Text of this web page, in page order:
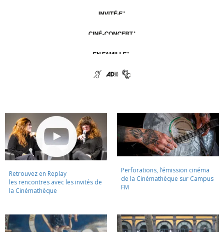
Retrouvez en Replay
les rencontres avec les invités de
la Cinémathèque
Perforations, l’émission cinéma
de la Cinémathèque sur Campus
FM